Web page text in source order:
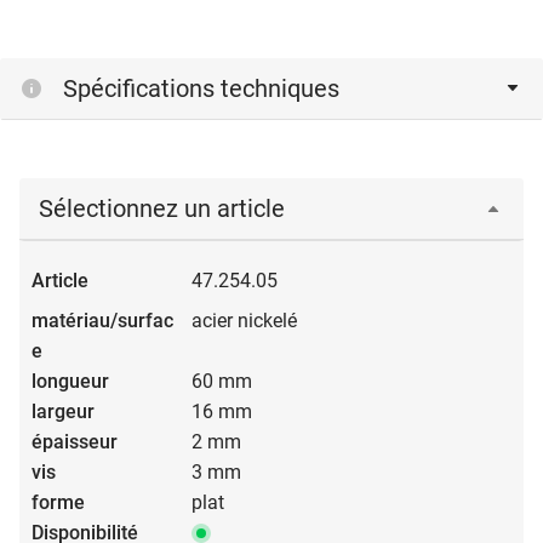
Spécifications techniques
Sélectionnez un article
47.254.05
acier nickelé
60 mm
16 mm
2 mm
3 mm
plat